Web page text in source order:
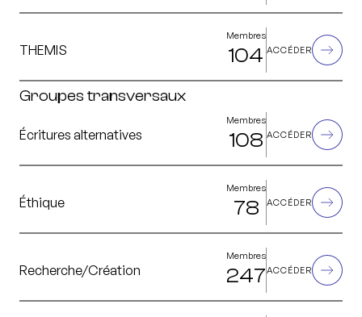
THEMIS
Membres
104 ACCÉDER
Groupes transversaux
Écritures alternatives
Membres
108 ACCÉDER
Éthique
Membres
78 ACCÉDER
Recherche/Création
Membres
247ACCÉDER